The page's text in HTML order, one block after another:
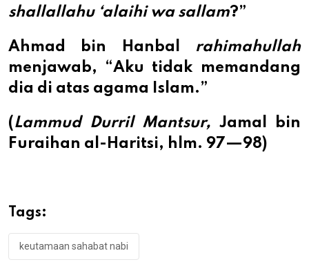
shallallahu ‘alaihi wa sallam?”
Ahmad bin Hanbal rahimahullah
menjawab, “Aku tidak memandang
dia di atas agama Islam.”
(Lammud Durril Mantsur, Jamal bin
Furaihan al-Haritsi, hlm. 97—98)
Tags:
keutamaan sahabat nabi